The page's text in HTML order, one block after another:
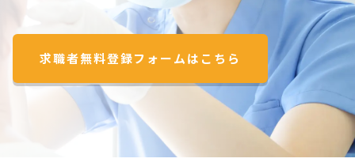
求職者無料登録フォームはこちら